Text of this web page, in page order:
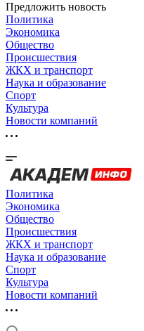
Предложить новость
Политика
Экономика
Общество
Происшествия
ЖКХ и транспорт
Наука и образование
Спорт
Культура
Новости компаний
Политика
Экономика
Общество
Происшествия
ЖКХ и транспорт
Наука и образование
Спорт
Культура
Новости компаний